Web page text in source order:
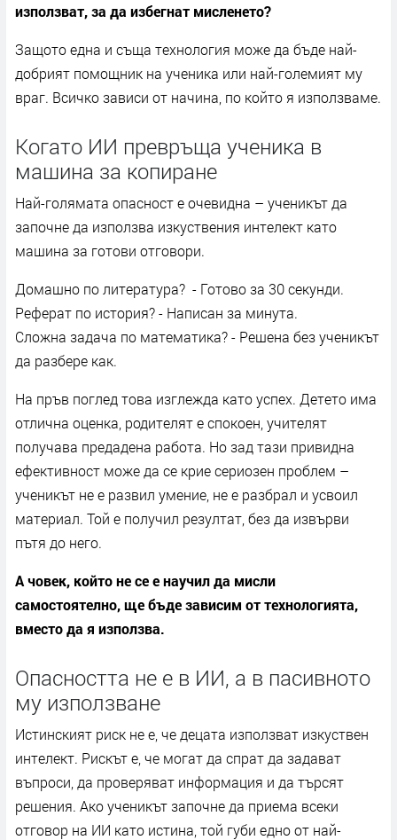
използват, за да избегнат мисленето?
Защото една и съща технология може да бъде най-
добрият помощник на ученика или най-големият му
враг. Всичко зависи от начина, по който я използваме.
Когато ИИ превръща ученика в
машина за копиране
Най-голямата опасност е очевидна – ученикът да
започне да използва изкуствения интелект като
машина за готови отговори.
Домашно по литература? - Готово за 30 секунди.
Реферат по история? - Написан за минута.
Сложна задача по математика? - Решена без ученикът
да разбере как.
На пръв поглед това изглежда като успех. Детето има
отлична оценка, родителят е спокоен, учителят
получава предадена работа. Но зад тази привидна
ефективност може да се крие сериозен проблем –
ученикът не е развил умение, не е разбрал и усвоил
материал. Той е получил резултат, без да извърви
пътя до него.
А човек, който не се е научил да мисли
самостоятелно, ще бъде зависим от технологията,
вместо да я използва.
Опасността не е в ИИ, а в пасивното
му използване
Истинският риск не е, че децата използват изкуствен
интелект. Рискът е, че могат да спрат да задават
въпроси, да проверяват информация и да търсят
решения. Ако ученикът започне да приема всеки
отговор на ИИ като истина, той губи едно от най-